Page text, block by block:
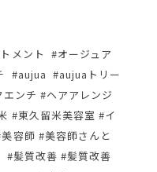
メント #オージュア
#aujua #aujuaトリー
ンチ #ヘアアレンジ
#東久留米美容室 #イ
容師 #美容師さんと
髪質改善 #髪質改善